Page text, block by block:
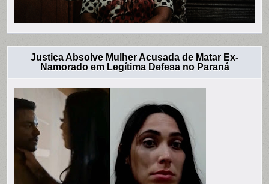
Justiça Absolve Mulher Acusada de Matar Ex-
Namorado em Legítima Defesa no Paraná